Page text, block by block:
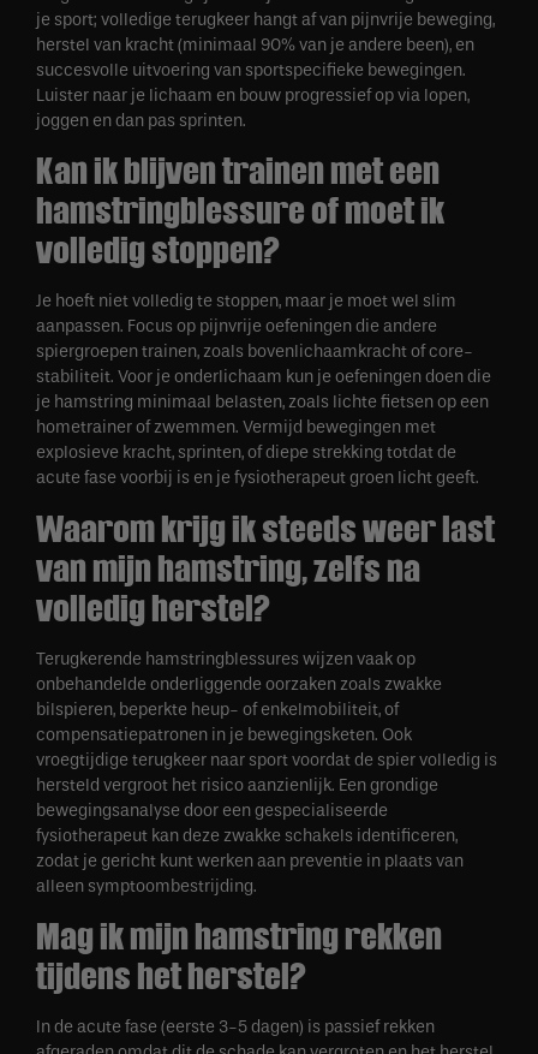
je sport; volledige terugkeer hangt af van pijnvrije beweging,
herstel van kracht (minimaal 90% van je andere been), en
succesvolle uitvoering van sportspecifieke bewegingen.
Luister naar je lichaam en bouw progressief op via lopen,
joggen en dan pas sprinten.
Kan ik blijven trainen met een
hamstringblessure of moet ik
volledig stoppen?
Je hoeft niet volledig te stoppen, maar je moet wel slim
aanpassen. Focus op pijnvrije oefeningen die andere
spiergroepen trainen, zoals bovenlichaamkracht of core-
stabiliteit. Voor je onderlichaam kun je oefeningen doen die
je hamstring minimaal belasten, zoals lichte fietsen op een
hometrainer of zwemmen. Vermijd bewegingen met
explosieve kracht, sprinten, of diepe strekking totdat de
acute fase voorbij is en je fysiotherapeut groen licht geeft.
Waarom krijg ik steeds weer last
van mijn hamstring, zelfs na
volledig herstel?
Terugkerende hamstringblessures wijzen vaak op
onbehandelde onderliggende oorzaken zoals zwakke
bilspieren, beperkte heup- of enkelmobiliteit, of
compensatiepatronen in je bewegingsketen. Ook
vroegtijdige terugkeer naar sport voordat de spier volledig is
hersteld vergroot het risico aanzienlijk. Een grondige
bewegingsanalyse door een gespecialiseerde
fysiotherapeut kan deze zwakke schakels identificeren,
zodat je gericht kunt werken aan preventie in plaats van
alleen symptoombestrijding.
Mag ik mijn hamstring rekken
tijdens het herstel?
In de acute fase (eerste 3-5 dagen) is passief rekken